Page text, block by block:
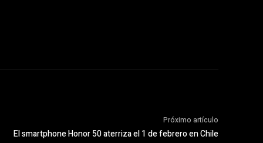
Próximo artículo
El smartphone Honor 50 aterriza el 1 de febrero en Chile